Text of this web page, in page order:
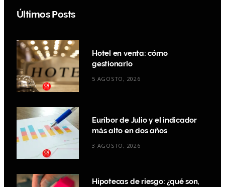
Últimos Posts
Hotel en venta: cómo
gestionarlo
5 AGOSTO, 2026
Euríbor de Julio y el indicador
más alto en dos años
3 AGOSTO, 2026
Hipotecas de riesgo: ¿qué son,